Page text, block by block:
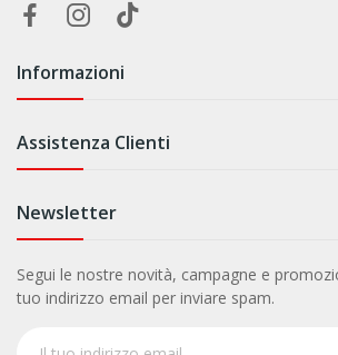
Informazioni
Assistenza Clienti
Newsletter
Segui le nostre novità, campagne e
tuo indirizzo email per inviare spam.